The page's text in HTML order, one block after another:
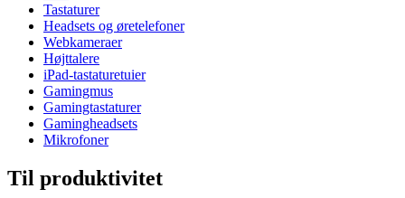
Tastaturer
Headsets og øretelefoner
Webkameraer
Højttalere
iPad-tastaturetuier
Gamingmus
Gamingtastaturer
Gamingheadsets
Mikrofoner
Til produktivitet